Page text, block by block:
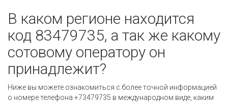
В каком регионе находится
код 83479735, а так же какому
сотовому оператору он
принадлежит?
Ниже вы можете ознакомиться с более точной информацией
о номере телефона +73479735 в международном виде, каким